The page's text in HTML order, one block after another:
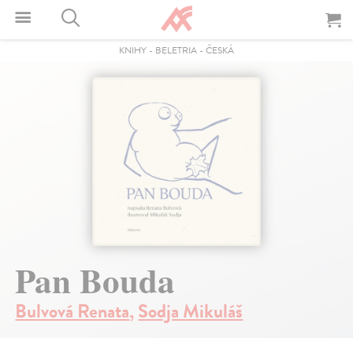
KNIHY - BELETRIA - ČESKÁ
Pan Bouda
Bulvová Renata,Sodja Mikuláš